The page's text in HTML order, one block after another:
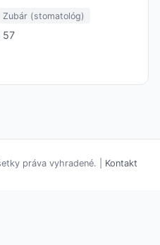
Zubár (stomatológ)
57
práva vyhradené. | Kontakt